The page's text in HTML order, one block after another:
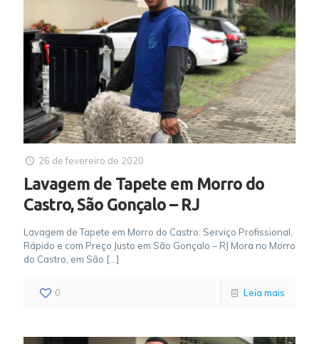
26 de fevereiro de 2020
Lavagem de Tapete em Morro do
Castro, São Gonçalo – RJ
Lavagem de Tapete em Morro do Castro: Serviço Profissional,
Rápido e com Preço Justo em São Gonçalo – RJ Mora no Morro
do Castro, em São […]
0 Leia mais